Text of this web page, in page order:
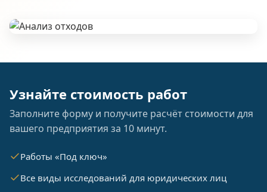
Узнайте стоимость работ
Заполните форму и получите расчёт стоимости для
вашего предприятия за 10 минут.
Работы «Под ключ»
Все виды исследований для юридических лиц